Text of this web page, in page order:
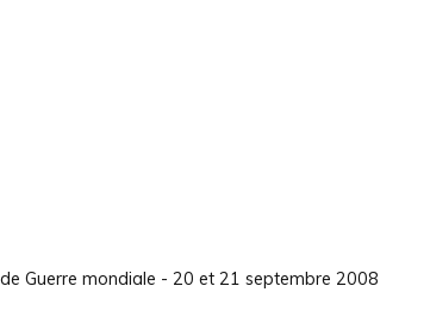
Guerre mondiale - 20 et 21 septembre 2008